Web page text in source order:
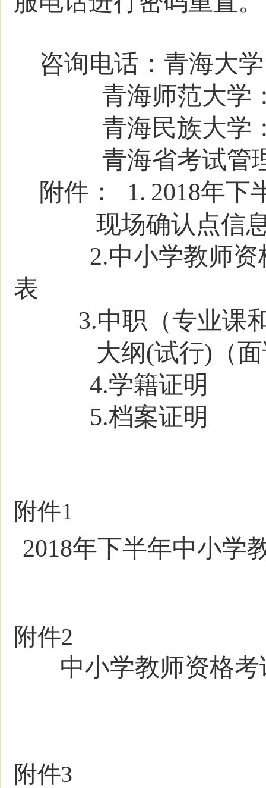
咨询电话：青海大
青海师范大学
青海民族大学
青海省考试管
附件：
1. 2018年下
现场确认点信
2.中小学教师
表
3.中职（专业课
大纲(试行)（
4.学籍证明
5.档案证明
附件1
2018年下半年中小学
附件2
中小学教师资格
附件3